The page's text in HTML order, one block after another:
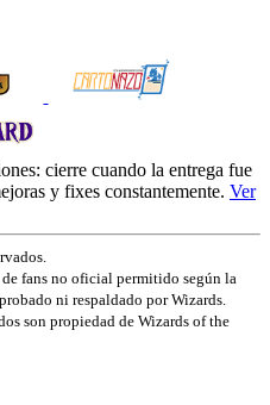
cierre cuando la entrega fue
y fixes constantemente. Ver
fans no oficial permitido según la
ni respaldado por Wizards.
son propiedad de Wizards of the